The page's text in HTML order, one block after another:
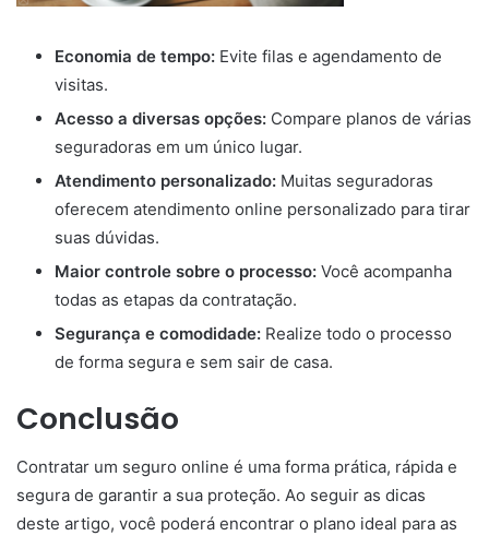
Economia de tempo: Evite filas e agendamento de
visitas.
Acesso a diversas opções: Compare planos de várias
seguradoras em um único lugar.
Atendimento personalizado: Muitas seguradoras
oferecem atendimento online personalizado para tirar
suas dúvidas.
Maior controle sobre o processo: Você acompanha
todas as etapas da contratação.
Segurança e comodidade: Realize todo o processo
de forma segura e sem sair de casa.
Conclusão
Contratar um seguro online é uma forma prática, rápida e
segura de garantir a sua proteção. Ao seguir as dicas
deste artigo, você poderá encontrar o plano ideal para as